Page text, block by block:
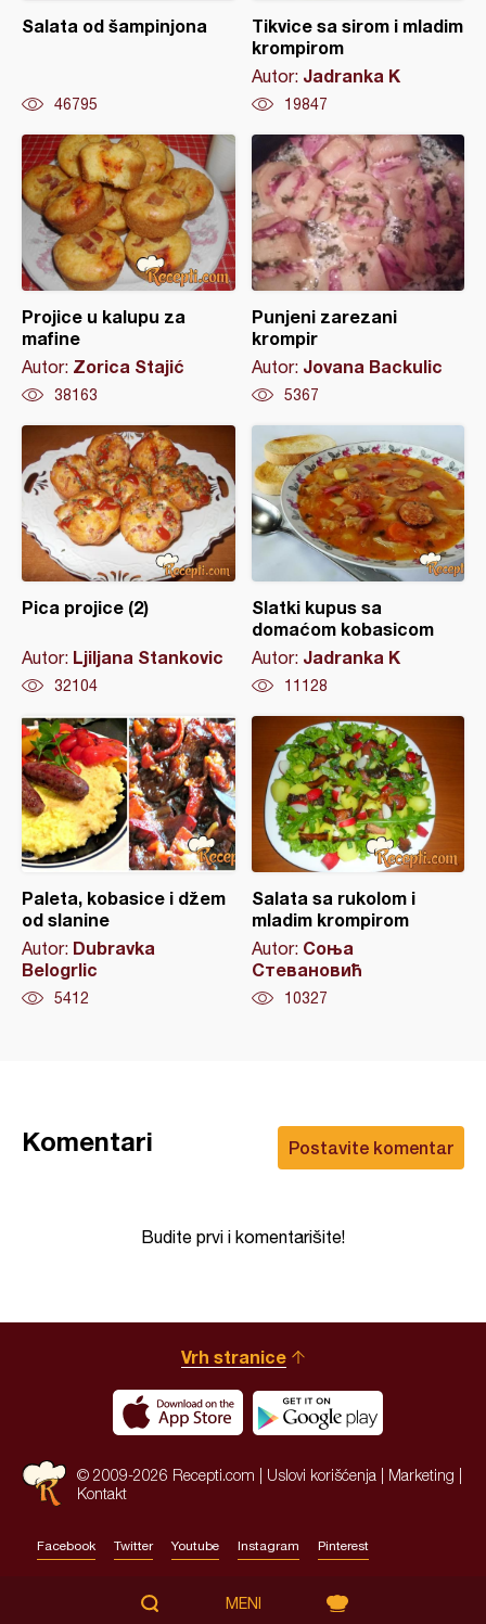
Salata od šampinjona
46795
Tikvice sa sirom i mladim
krompirom
Autor: Jadranka K
19847
Projice u kalupu za
mafine
Autor: Zorica Stajić
38163
Punjeni zarezani
krompir
Autor: Jovana Backulic
5367
Pica projice (2)
Autor: Ljiljana Stankovic
32104
Slatki kupus sa
domaćom kobasicom
Autor: Jadranka K
11128
Paleta, kobasice i džem
od slanine
Autor: Dubravka
Belogrlic
5412
Salata sa rukolom i
mladim krompirom
Autor: Соња
Стевановић
10327
Postavite komentar
Komentari
Budite prvi i komentarišite!
Vrh stranice
© 2009-2026 Recepti.com | Uslovi korišćenja Marketing
Kontakt
Facebook Twitter Youtube Instagram Pinterest